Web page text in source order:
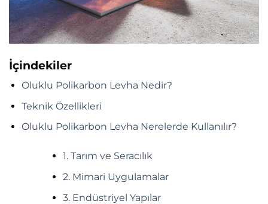
İçindekiler
Oluklu Polikarbon Levha Nedir?
Teknik Özellikleri
Oluklu Polikarbon Levha Nerelerde Kullanılır?
1. Tarım ve Seracılık
2. Mimari Uygulamalar
3. Endüstriyel Yapılar